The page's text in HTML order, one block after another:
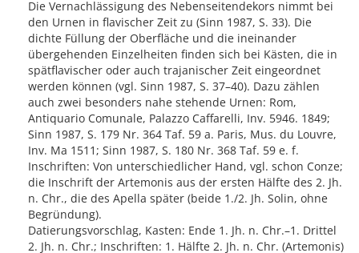
Die Vernachlässigung des Nebenseitendekors nimmt bei
den Urnen in flavischer Zeit zu (Sinn 1987, S. 33). Die
dichte Füllung der Oberfläche und die ineinander
übergehenden Einzelheiten finden sich bei Kästen, die in
spätflavischer oder auch trajanischer Zeit eingeordnet
werden können (vgl. Sinn 1987, S. 37–40). Dazu zählen
auch zwei besonders nahe stehende Urnen: Rom,
Antiquario Comunale, Palazzo Caffarelli, Inv. 5946. 1849;
Sinn 1987, S. 179 Nr. 364 Taf. 59 a. Paris, Mus. du Louvre,
Inv. Ma 1511; Sinn 1987, S. 180 Nr. 368 Taf. 59 e. f.
Inschriften: Von unterschiedlicher Hand, vgl. schon Conze;
die Inschrift der Artemonis aus der ersten Hälfte des 2. Jh.
n. Chr., die des Apella später (beide 1./2. Jh. Solin, ohne
Begründung).
Datierungsvorschlag, Kasten: Ende 1. Jh. n. Chr.–1. Drittel
2. Jh. n. Chr.; Inschriften: 1. Hälfte 2. Jh. n. Chr. (Artemonis)